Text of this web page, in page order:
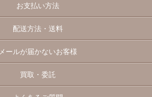
お支払い方法
配送方法・送料
メールが届かないお客様
買取・委託